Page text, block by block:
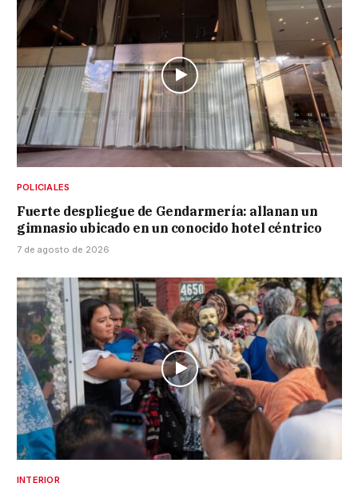
POLICIALES
Fuerte despliegue de Gendarmería: allanan un
gimnasio ubicado en un conocido hotel céntrico
7 de agosto de 2026
INTERIOR